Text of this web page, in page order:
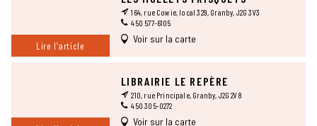
Lire l’article
164, rue Cowie, local 329, Granby, J2G 3V3
450 577-6105
Voir sur la carte
LIBRAIRIE LE REPÈRE
210, rue Principale, Granby, J2G 2V8
450 305-0272
Voir sur la carte